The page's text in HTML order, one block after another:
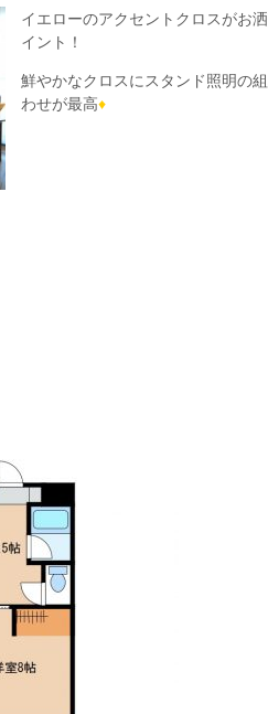
イエローのアクセントクロスがお
イント！
鮮やかなクロスにスタンド照明の
わせが最高♦